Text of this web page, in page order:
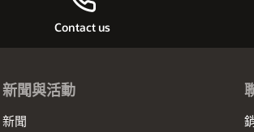
Contact us
新聞與活動
新聞